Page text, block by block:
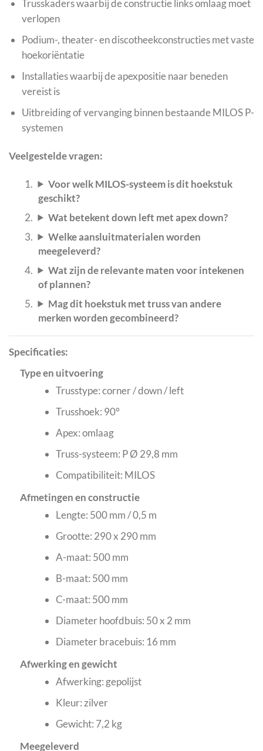
Trusskaders waarbij de constructie links omlaag moet
verlopen
Podium-, theater- en discotheekconstructies met vaste
hoekoriëntatie
Installaties waarbij de apexpositie naar beneden
vereist is
Uitbreiding of vervanging binnen bestaande MILOS P-
systemen
Veelgestelde vragen:
Voor welk MILOS-systeem is dit hoekstuk
geschikt?
Wat betekent down left met apex down?
Welke aansluitmaterialen worden
meegeleverd?
Wat zijn de relevante maten voor intekenen
of plannen?
Mag dit hoekstuk met truss van andere
merken worden gecombineerd?
Specificaties:
Type en uitvoering
Trusstype: corner / down / left
Trusshoek: 90°
Apex: omlaag
Truss-systeem: P Ø 29,8 mm
Compatibiliteit: MILOS
Afmetingen en constructie
Lengte: 500 mm / 0,5 m
Grootte: 290 x 290 mm
A-maat: 500 mm
B-maat: 500 mm
C-maat: 500 mm
Diameter hoofdbuis: 50 x 2 mm
Diameter bracebuis: 16 mm
Afwerking en gewicht
Afwerking: gepolijst
Kleur: zilver
Gewicht: 7,2 kg
Meegeleverd